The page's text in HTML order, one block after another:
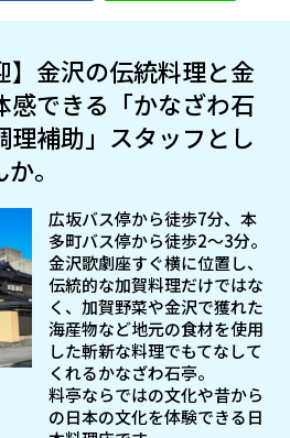
】金沢の伝統料理と金
感できる「かなざわ石
理補助」スタッフとし
。
広坂バス停から徒歩7分、本
多町バス停から徒歩2～3分。
金沢歌劇座すぐ横に位置し、
伝統的な加賀料理だけではな
く、加賀野菜や金沢で獲れた
海産物など地元の食材を使用
した斬新な料理でもてなして
くれるかなざわ石亭。
料亭ならではの文化や昔から
の日本の文化を体験できる日